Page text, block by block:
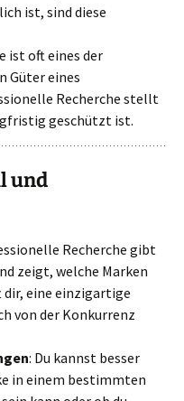
ist, sind diese
ist oft eines der
eines
Recherche stellt
geschützt ist.
und
Recherche gibt
zeigt, welche Marken
eine einzigartige
von der Konkurrenz
: Du kannst besser
in einem bestimmten